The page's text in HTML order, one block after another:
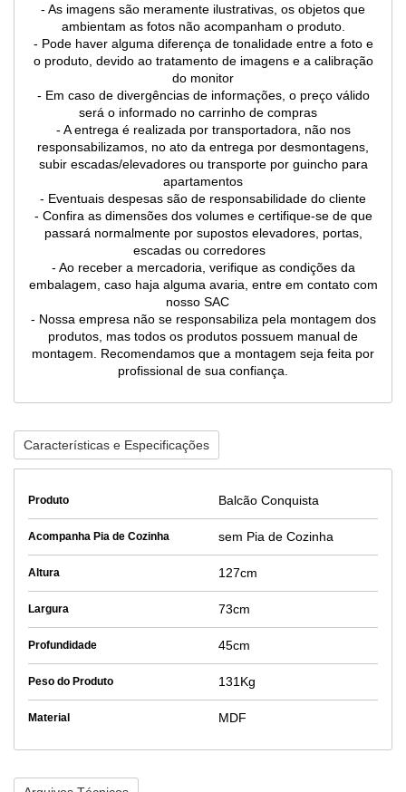
- As imagens são meramente ilustrativas, os objetos que
ambientam as fotos não acompanham o produto.
- Pode haver alguma diferença de tonalidade entre a foto e
o produto, devido ao tratamento de imagens e a calibração
do monitor
- Em caso de divergências de informações, o preço válido
será o informado no carrinho de compras
- A entrega é realizada por transportadora, não nos
responsabilizamos, no ato da entrega por desmontagens,
subir escadas/elevadores ou transporte por guincho para
apartamentos
- Eventuais despesas são de responsabilidade do cliente
- Confira as dimensões dos volumes e certifique-se de que
passará normalmente por supostos elevadores, portas,
escadas ou corredores
- Ao receber a mercadoria, verifique as condições da
embalagem, caso haja alguma avaria, entre em contato com
nosso SAC
- Nossa empresa não se responsabiliza pela montagem dos
produtos, mas todos os produtos possuem manual de
montagem. Recomendamos que a montagem seja feita por
profissional de sua confiança.
Características e Especificações
Produto Balcão Conquista
Acompanha Pia de Cozinha sem Pia de Cozinha
Altura 127cm
Largura 73cm
Profundidade 45cm
Peso do Produto 131Kg
Material MDF